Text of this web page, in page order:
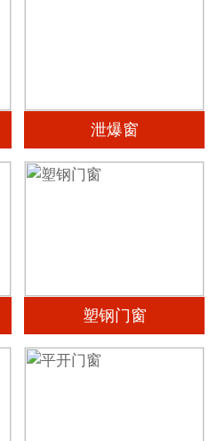
泄爆窗
塑钢门窗